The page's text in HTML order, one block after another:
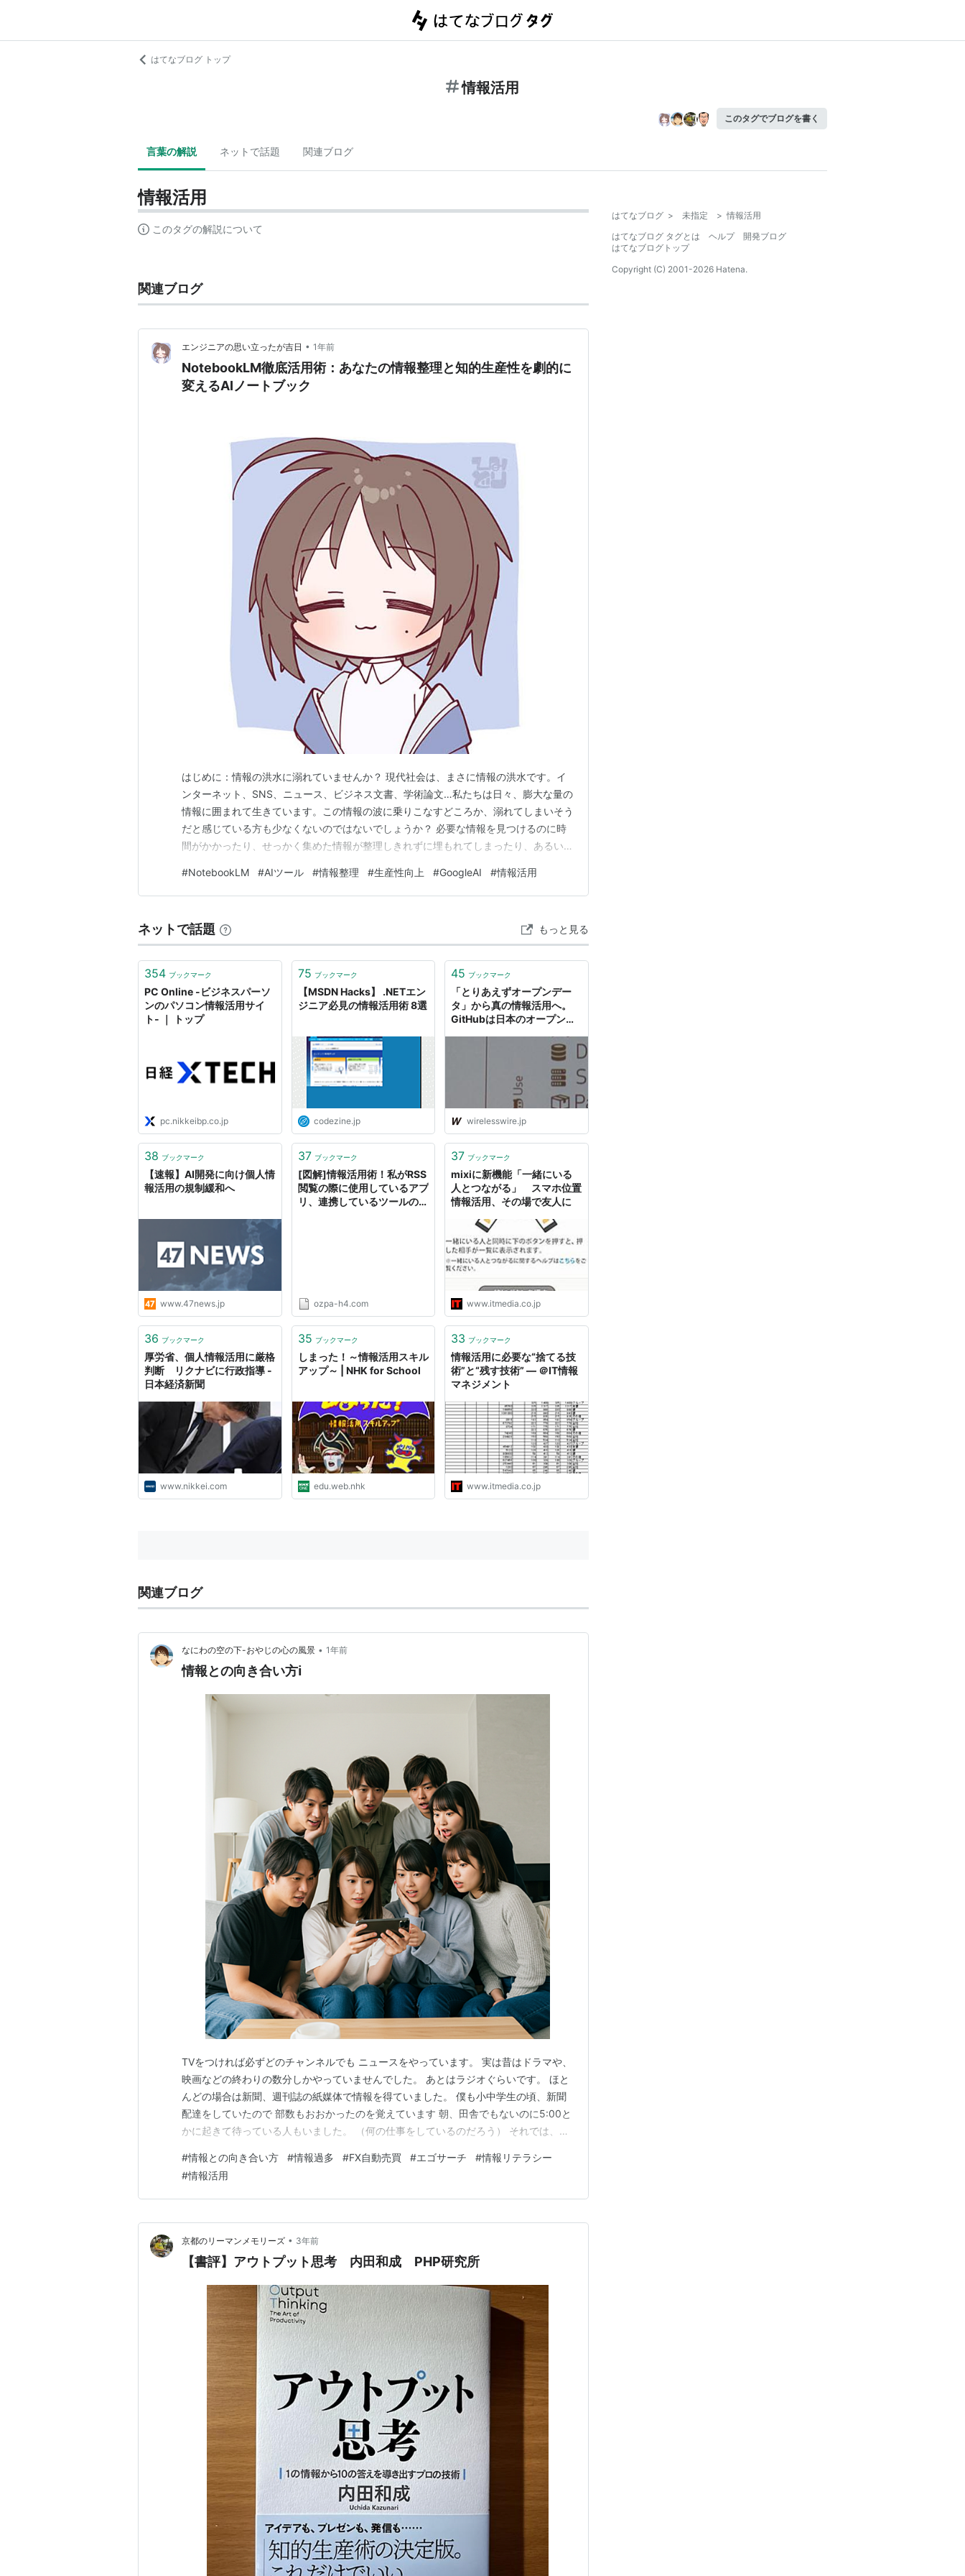
はてなブログ トップ
情報活用
このタグでブログを書く
言葉の解説 ネットで話題 関連ブログ
情報活用
このタグの解説について
関連ブログ
エンジニアの思い立ったが吉日 • 1年前
NotebookLM徹底活用術：あなたの情報整理と知的生産性を劇的に
変えるAIノートブック
はじめに：情報の洪水に溺れていませんか？ 現代社会は、まさに情報の洪水です。イ
ンターネット、SNS、ニュース、ビジネス文書、学術論文…私たちは日々、膨大な量の
情報に囲まれて生きています。この情報の波に乗りこなすどころか、溺れてしまいそう
だと感じている方も少なくないのではないでしょうか？ 必要な情報を見つけるのに時
間がかかったり、せっかく集めた情報が整理しきれずに埋もれてしまったり、あるいは
て日常生活における生産性を大きく阻害しています。 そんな現代人の悩みに、Google
が満を持して送り出したのが「NotebookL…
#NotebookLM #AIツール #情報整理 #生産性向上 #GoogleAI #情報活用
ネットで話題 もっと見る
354 ブックマーク
PC Online -ビジネスパーソ
ンのパソコン情報活用サイ
ト- ｜ トップ
pc.nikkeibp.co.jp
75 ブックマーク
【MSDN Hacks】 .NETエン
ジニア必見の情報活用術 8選
codezine.jp
45 ブックマーク
「とりあえずオープンデー
タ」から真の情報活用へ。
GitHubは日本のオープンガ
wirelesswire.jp
38 ブックマーク
【速報】AI開発に向け個人情
報活用の規制緩和へ
www.47news.jp
37 ブックマーク
[図解]情報活用術！私がRSS
閲覧の際に使用しているアプ
リ、連携しているツールのま
ozpa-h4.com
37 ブックマーク
mixiに新機能「一緒にいる
人とつながる」 スマホ位置
情報活用、その場で友人に
www.itmedia.co.jp
36 ブックマーク
厚労省、個人情報活用に厳格
判断 リクナビに行政指導 -
日本経済新聞
www.nikkei.com
35 ブックマーク
しまった！～情報活用スキル
アップ～ | NHK for School
edu.web.nhk
33 ブックマーク
情報活用に必要な“捨てる技
術”と“残す技術” ― ＠IT情報
マネジメント
www.itmedia.co.jp
関連ブログ
なにわの空の下-おやじの心の風景 • 1年前
情報との向き合い方ℹ️
TVをつければ必ずどのチャンネルでも ニュースをやっています。 実は昔はドラマや、
映画などの終わりの数分しかやっていませんでした。 あとはラジオぐらいです。 ほと
んどの場合は新聞、週刊誌の紙媒体で情報を得ていました。 僕も小中学生の頃、新聞
配達をしていたので 部数もおおかったのを覚えています 朝、田舎でもないのに5:00と
かに起きて待っている人もいました。 （何の仕事をしているのだろう） それでは、な
れなかった人が多く ニーズが高まってきたという理由からなんですよ。 バブルの頃は
土地が高騰して、自分の住んでいる家の…
#情報との向き合い方 #情報過多 #FX自動売買 #エゴサーチ #情報リテラシー
#情報活用
京都のリーマンメモリーズ • 3年前
【書評】アウトプット思考 内田和成 PHP研究所
はてなブログ > 未指定 > 情報活用
はてなブログ タグとは
ヘルプ
開発ブログ
はてなブログトップ
Copyright (C) 2001-2026 Hatena.